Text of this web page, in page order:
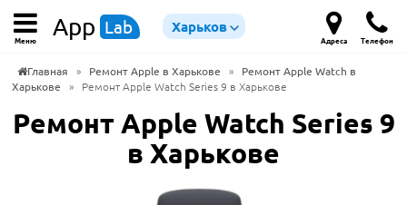
Меню App Lab Харьков
Адреса Телефон
Главная » Ремонт Apple в Харькове »
Ремонт Apple Watch в
Харькове
» Ремонт Apple Watch Series 9 в Харькове
Ремонт Apple Watch Series 9
в Харькове